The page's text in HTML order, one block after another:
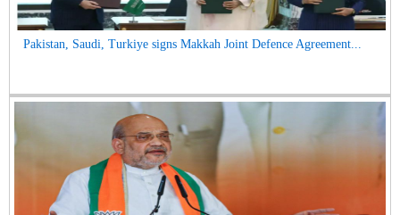
Pakistan, Saudi, Turkiye signs Makkah Joint Defence Agreement...